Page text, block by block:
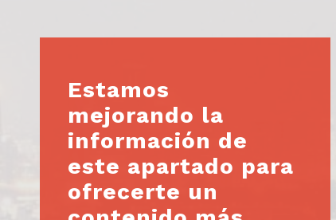
Estamos
mejorando la
información de
este apartado para
ofrecerte un